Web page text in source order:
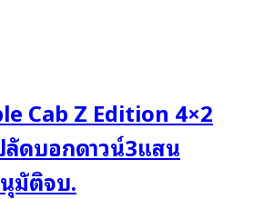
Cab Z Edition 4×2
ดบอกดาวน์3แสน
มัติจบ.